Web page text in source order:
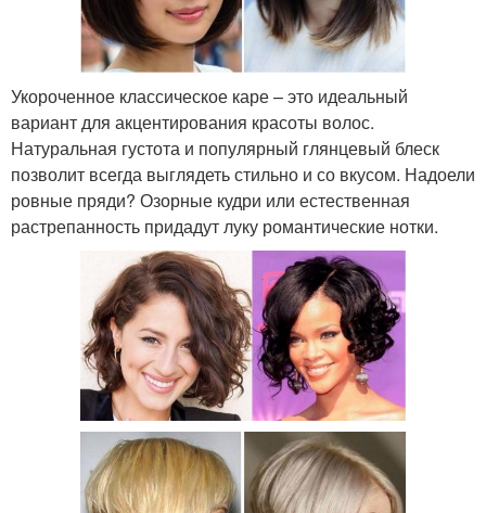
Укороченное классическое каре – это идеальный
вариант для акцентирования красоты волос.
Натуральная густота и популярный глянцевый блеск
позволит всегда выглядеть стильно и со вкусом. Надоели
ровные пряди? Озорные кудри или естественная
растрепанность придадут луку романтические нотки.